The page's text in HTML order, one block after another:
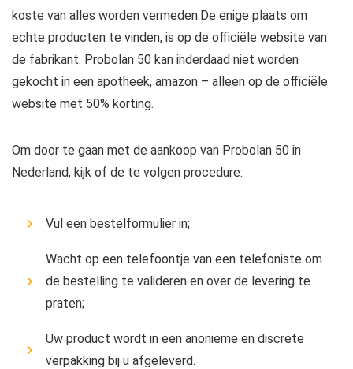
koste van alles worden vermeden.De enige plaats om
echte producten te vinden, is op de officiële website van
de fabrikant. Probolan 50 kan inderdaad niet worden
gekocht in een apotheek, amazon – alleen op de officiële
website met 50% korting.
Om door te gaan met de aankoop van Probolan 50 in
Nederland, kijk of de te volgen procedure:
Vul een bestelformulier in;
Wacht op een telefoontje van een telefoniste om
de bestelling te valideren en over de levering te
praten;
Uw product wordt in een anonieme en discrete
verpakking bij u afgeleverd.